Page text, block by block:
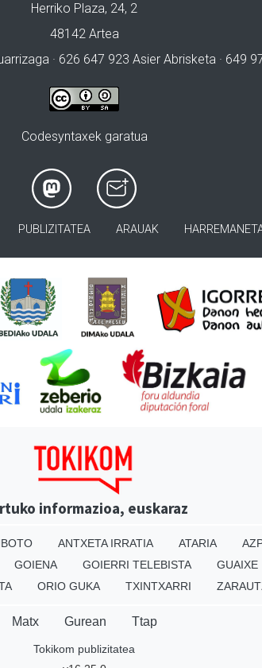
Herriko Plaza, 24, 2
48142 Artea
· 626 647 923 Asier Abrisketa · 649
Codesyntaxek garatua
PUBLIZITATEA ARAUAK
informazioa, euskaraz
ANTXETA IRRATIA ATARIA
GOIENA GOIERRI TELEBISTA
GUAIXE
ORIO GUKA TXINTXARRI
Matx Gurean Ttap
Tokikom publizitatea